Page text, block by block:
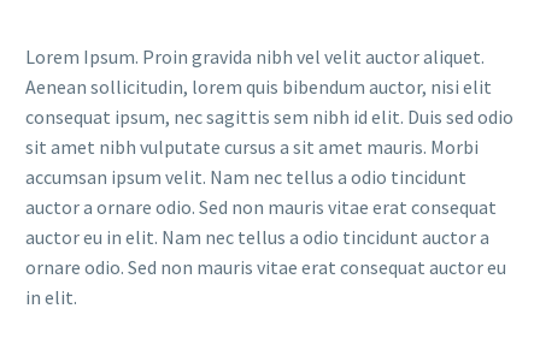
Lorem Ipsum. Proin gravida nibh vel velit auctor aliquet.
Aenean sollicitudin, lorem quis bibendum auctor, nisi elit
consequat ipsum, nec sagittis sem nibh id elit. Duis sed odio
sit amet nibh vulputate cursus a sit amet mauris. Morbi
accumsan ipsum velit. Nam nec tellus a odio tincidunt
auctor a ornare odio. Sed non mauris vitae erat consequat
auctor eu in elit. Nam nec tellus a odio tincidunt auctor a
ornare odio. Sed non mauris vitae erat consequat auctor eu
in elit.